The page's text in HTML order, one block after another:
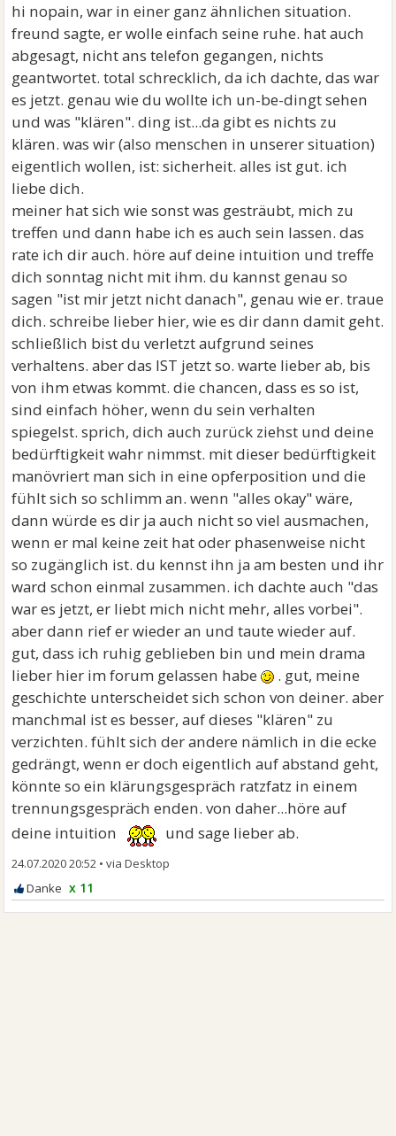
hi nopain, war in einer ganz ähnlichen situation.
freund sagte, er wolle einfach seine ruhe. hat auch
abgesagt, nicht ans telefon gegangen, nichts
geantwortet. total schrecklich, da ich dachte, das war
es jetzt. genau wie du wollte ich un-be-dingt sehen
und was "klären". ding ist...da gibt es nichts zu
klären. was wir (also menschen in unserer situation)
eigentlich wollen, ist: sicherheit. alles ist gut. ich
liebe dich.
meiner hat sich wie sonst was gesträubt, mich zu
treffen und dann habe ich es auch sein lassen. das
rate ich dir auch. höre auf deine intuition und treffe
dich sonntag nicht mit ihm. du kannst genau so
sagen "ist mir jetzt nicht danach", genau wie er. traue
dich. schreibe lieber hier, wie es dir dann damit geht.
schließlich bist du verletzt aufgrund seines
verhaltens. aber das IST jetzt so. warte lieber ab, bis
von ihm etwas kommt. die chancen, dass es so ist,
sind einfach höher, wenn du sein verhalten
spiegelst. sprich, dich auch zurück ziehst und deine
bedürftigkeit wahr nimmst. mit dieser bedürftigkeit
manövriert man sich in eine opferposition und die
fühlt sich so schlimm an. wenn "alles okay" wäre,
dann würde es dir ja auch nicht so viel ausmachen,
wenn er mal keine zeit hat oder phasenweise nicht
so zugänglich ist. du kennst ihn ja am besten und ihr
ward schon einmal zusammen. ich dachte auch "das
war es jetzt, er liebt mich nicht mehr, alles vorbei".
aber dann rief er wieder an und taute wieder auf.
gut, dass ich ruhig geblieben bin und mein drama
lieber hier im forum gelassen habe
. gut, meine
geschichte unterscheidet sich schon von deiner. aber
manchmal ist es besser, auf dieses "klären" zu
verzichten. fühlt sich der andere nämlich in die ecke
gedrängt, wenn er doch eigentlich auf abstand geht,
könnte so ein klärungsgespräch ratzfatz in einem
trennungsgespräch enden. von daher...höre auf
deine intuition
und sage lieber ab.
24.07.2020 20:52 •
x 11